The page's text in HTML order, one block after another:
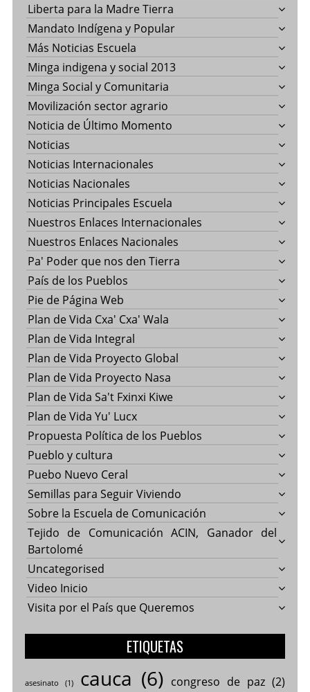
Liberta para la Madre Tierra
Mandato Indígena y Popular
Más Noticias Escuela
Minga indigena y social 2013
Minga Social y Comunitaria
Movilización sector agrario
Noticia de Último Momento
Noticias
Noticias Internacionales
Noticias Nacionales
Noticias Principales Escuela
Nuestros Enlaces Internacionales
Nuestros Enlaces Nacionales
Pa' Poder que nos den Tierra
País de los Pueblos
Pie de Página Web
Plan de Vida Cxa' Cxa' Wala
Plan de Vida Integral
Plan de Vida Proyecto Global
Plan de Vida Proyecto Nasa
Plan de Vida Sa't Fxinxi Kiwe
Plan de Vida Yu' Lucx
Propuesta Política de los Pueblos
Pueblo y cultura
Puebo Nuevo Ceral
Semillas para Seguir Viviendo
Sobre la Escuela de Comunicación
Tejido de Comunicación ACIN, Ganador del
Bartolomé
Uncategorised
Video Inicio
Visita por el País que Queremos
ETIQUETAS
asesinato (1) cauca (6) congreso de paz(2)